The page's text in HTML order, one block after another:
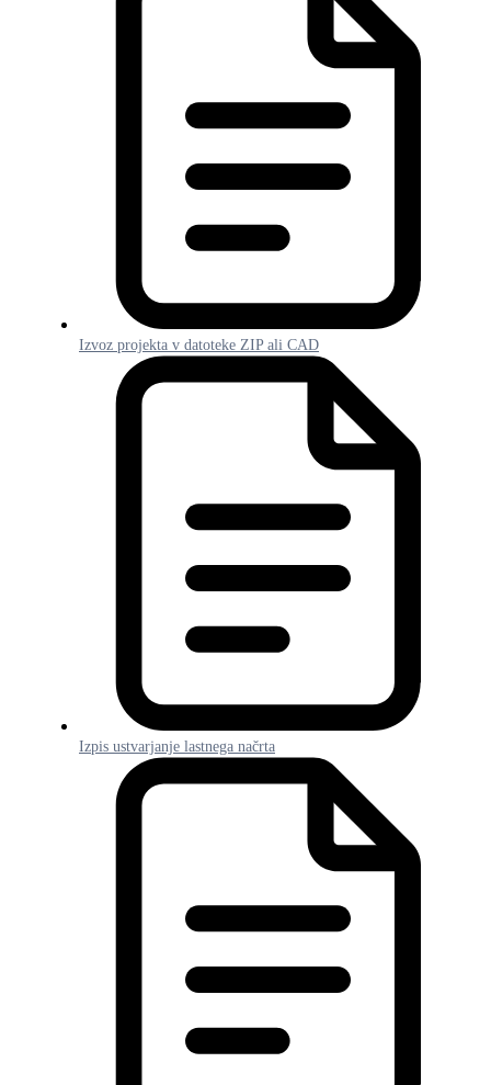
Izvoz projekta v datoteke ZIP ali CAD
Izpis ustvarjanje lastnega načrta